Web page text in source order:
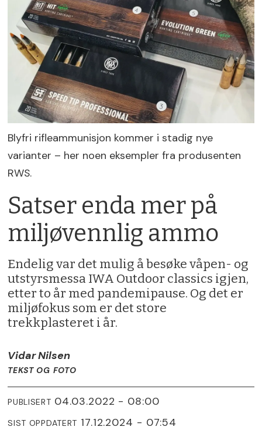
Blyfri rifleammunisjon kommer i stadig nye
varianter – her noen eksempler fra produsenten
RWS.
Satser enda mer på
miljøvennlig ammo
Endelig var det mulig å besøke våpen- og
utstyrsmessa IWA Outdoor classics igjen,
etter to år med pandemipause. Og det er
miljøfokus som er det store
trekkplasteret i år.
Vidar Nilsen
TEKST OG FOTO
PUBLISERT 04.03.2022 - 08:00
SIST OPPDATERT 17.12.2024 - 07:54